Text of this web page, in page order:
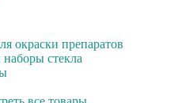
окраски препаратов
стекла